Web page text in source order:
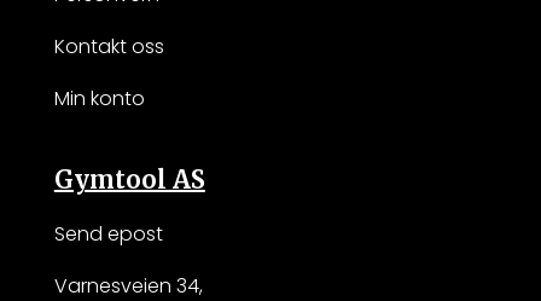
Kontakt oss
Min konto
Gymtool AS
Send epost
Varnesveien 34,